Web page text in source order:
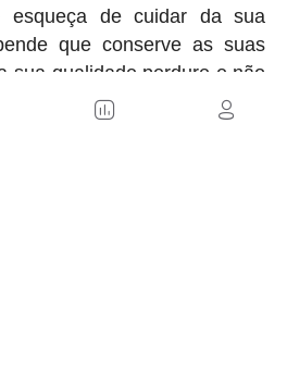
esqueça de cuidar da sua
que conserve as suas
sua qualidade perdure e não
como lavá-lo, caso